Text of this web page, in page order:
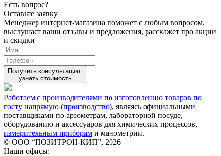
Есть вопрос?
Оставьте заявку
Менеджер интернет-магазина поможет с любым вопросом,
выслушает ваши отзывы и предложения, расскажет про акции
и скидки
Получить консультацию
узнать стоимость
Работаем с производителями по изготовлению товаров по
госту напрямую (производство), являясь официальными
поставщиками по ареометрам, лабораторной посуде,
оборудованию и аксессуаров для химических процессов,
измерительным приборам и манометрии.
© ООО “ПОЗИТРОН-КИП”, 2026
Наши офисы: